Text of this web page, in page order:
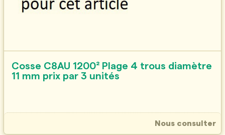
Cosse C8AU 1200² Plage 4 trous diamètre
11 mm prix par 3 unités
Nous consulter